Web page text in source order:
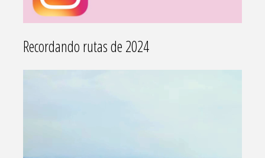
Recordando rutas de 2024